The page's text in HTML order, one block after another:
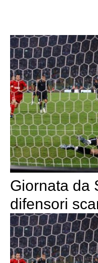
Giornata da
difensori